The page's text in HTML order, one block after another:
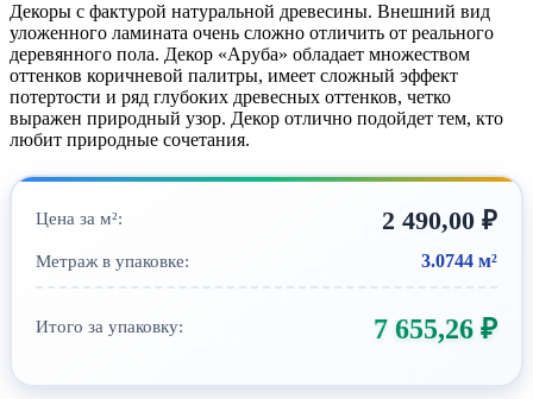
Декоры с фактурой натуральной древесины. Внешний вид
уложенного ламината очень сложно отличить от реального
деревянного пола. Декор «Аруба» обладает множеством
оттенков коричневой палитры, имеет сложный эффект
потертости и ряд глубоких древесных оттенков, четко
выражен природный узор. Декор отлично подойдет тем, кто
любит природные сочетания.
Цена за м²: 2 490,00 ₽
Метраж в упаковке: 3.0744 м²
Итого за упаковку: 7 655,26 ₽